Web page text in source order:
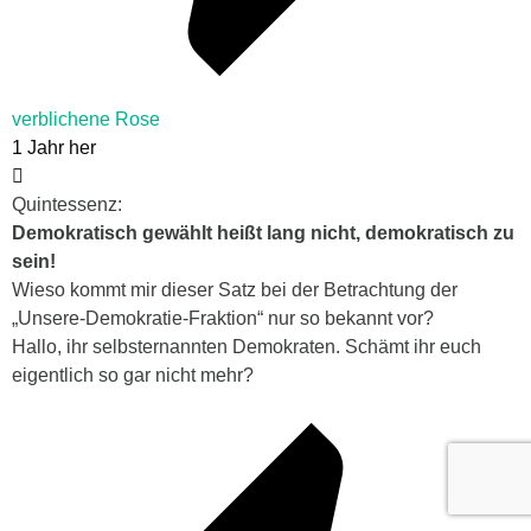
verblichene Rose
1 Jahr her
Quintessenz:
Demokratisch gewählt heißt lang nicht, demokratisch zu
sein!
Wieso kommt mir dieser Satz bei der Betrachtung der
„Unsere-Demokratie-Fraktion“ nur so bekannt vor?
Hallo, ihr selbsternannten Demokraten. Schämt ihr euch
eigentlich so gar nicht mehr?